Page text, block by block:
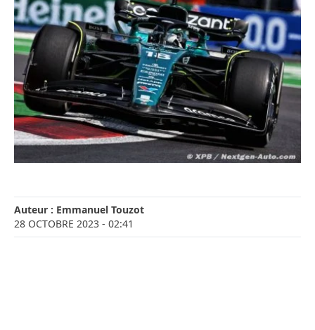
Auteur : Emmanuel Touzot
28 OCTOBRE 2023 - 02:41